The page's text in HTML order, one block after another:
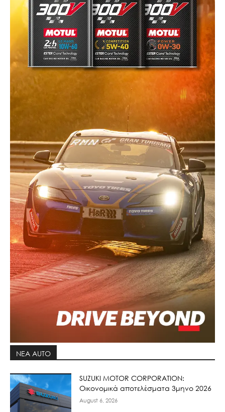
ΝΕΑ AUTO
SUZUKI MOTOR CORPORATION:
Οικονομικά αποτελέσματα 3μηνο 2026
August 6, 2026